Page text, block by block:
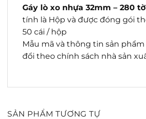
Gáy lò xo nhựa 32mm – 280 tờ
tính là Hộp và được đóng gói
50 cái / hộp
Mẫu mã và thông tin sản
đổi theo chính sách nhà sản
SẢN PHẨM TƯƠNG TỰ